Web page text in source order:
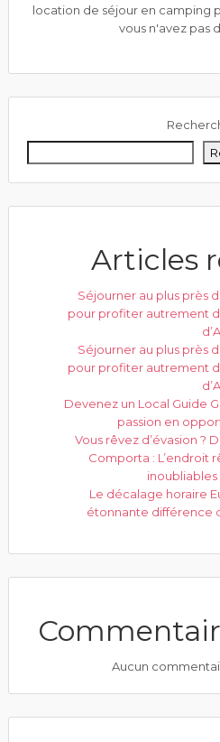
location de séjour en camping
vous n'avez pas
Articles
Séjourner au plus près
pour profiter autrement
Séjourner au plus près
pour profiter autrement
Devenez un Local Guide
passion en
Vous rêvez d’évasion ?
Comporta : L’endroit
inoubliables
Le décalage horaire
étonnante différence
Aucun